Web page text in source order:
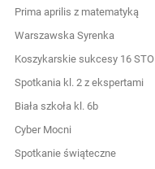
Prima aprilis z matematyką
Warszawska Syrenka
Koszykarskie sukcesy 16 STO
Spotkania kl. 2 z ekspertami
Biała szkoła kl. 6b
Cyber Mocni
Spotkanie świąteczne